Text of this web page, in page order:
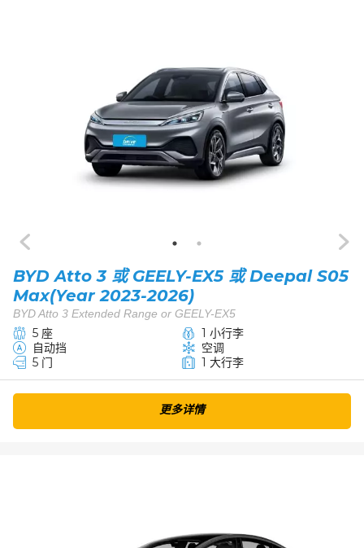
BYD Atto 3 或 GEELY-EX5 或 Deepal S05
Max(Year 2023-2026)
BYD Atto 3 Extended Range or GEELY-EX5
5 座
1 小行李
自动挡
空调
5 门
1 大行李
更多详情